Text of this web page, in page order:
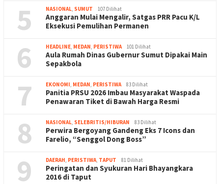
5 NASIONAL, SUMUT 107 Dilihat
Anggaran Mulai Mengalir, Satgas PRR Pacu K/L
Eksekusi Pemulihan Permanen
6 HEADLINE, MEDAN, PERISTIWA 101 Dilihat
Aula Rumah Dinas Gubernur Sumut Dipakai Main
Sepakbola
7 EKONOMI, MEDAN, PERISTIWA 83 Dilihat
Panitia PRSU 2026 Imbau Masyarakat Waspada
Penawaran Tiket di Bawah Harga Resmi
8 NASIONAL, SELEBRITIS/HIBURAN 83 Dilihat
Perwira Bergoyang Gandeng Eks 7 Icons dan
Farelio, “Senggol Dong Boss”
9 DAERAH, PERISTIWA, TAPUT 81 Dilihat
Peringatan dan Syukuran Hari Bhayangkara
2016 di Taput